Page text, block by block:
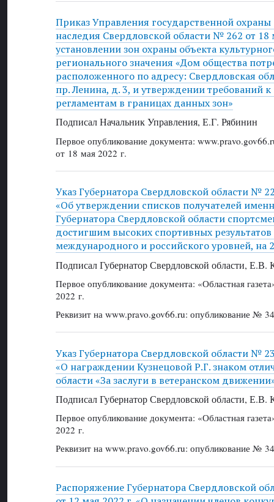
Приказ Управления государственной охраны
наследия Свердловской области № 262 от 18
установлении зон охраны объекта
регионального значения «Дом общества
расположенного по адресу: Свердловская
пр. Ленина, д. 3, и утверждении требований
регламентам в границах данных зон»
Подписал Начальник Управления, Е.Г. Рябинин
Первое опубликование документа:
от 18 мая 2022 г.
Указ Губернатора Свердловской области №
«Об утверждении списков получателей
Губернатора Свердловской области
достигшим высоких спортивных
международного и российского уровней, на
Подписал Губернатор Свердловской области, Е.В.
Первое опубликование документа: «Областная
2022 г.
Реквизит на www.pravo.gov66.ru: опубликование №
Указ Губернатора Свердловской области №
«О награждении Кузнецовой Р.Г. знаком
области «За заслуги в ветеранском
Подписал Губернатор Свердловской области, Е.В.
Первое опубликование документа: «Областная
2022 г.
Реквизит на www.pravo.gov66.ru: опубликование №
Распоряжение Губернатора Свердловской